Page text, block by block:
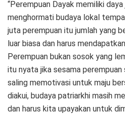
“Perempuan Dayak memiliki
menghormati budaya lokal
juta perempuan itu jumlah yang
luar biasa dan harus
Perempuan bukan sosok yang
itu nyata jika sesama perempuan
saling memotivasi untuk maju
diakui, budaya patriarkhi masih
dan harus kita upayakan untuk